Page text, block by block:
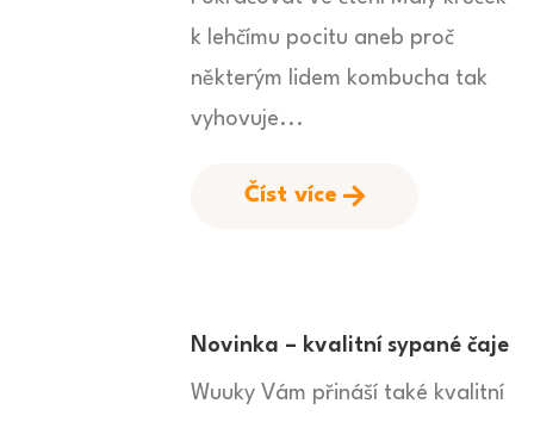
k lehčímu pocitu aneb proč
některým lidem kombucha tak
vyhovuje...
Číst více
Novinka – kvalitní sypané čaje
Wuuky Vám přináší také kvalitní